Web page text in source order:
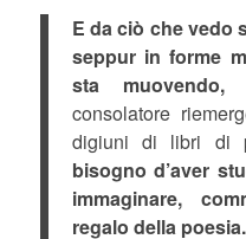
E da ciò che vedo
seppur in forme
sta muovendo,
consolatore
digiuni di libri di
bisogno d’aver
immaginare,
regalo della poesia.